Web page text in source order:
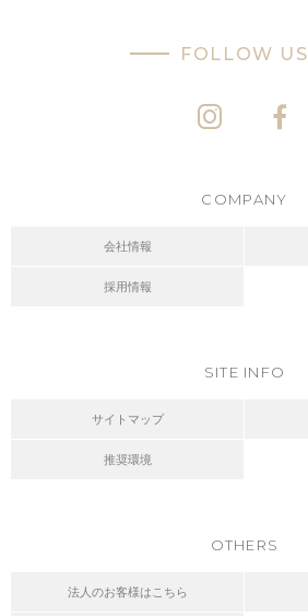
FOLLOW US
COMPANY
会社情報
採用情報
SITE INFO
サイトマップ
推奨環境
OTHERS
法人のお客様はこちら